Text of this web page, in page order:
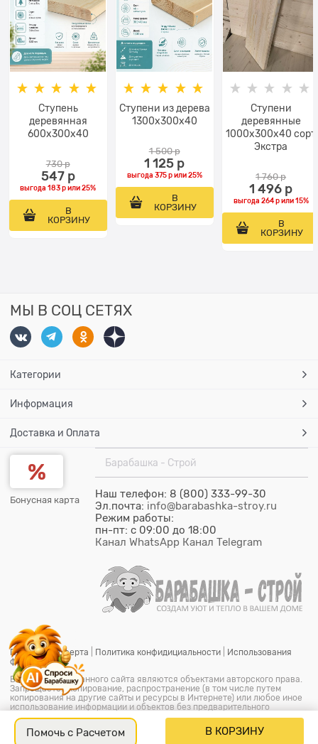
Помочь с Расчетом В КОРЗИНУ
Ступень
деревянная
600x300x40
730 р
547 р
выгода183 рили25%
В
КОРЗИНУ
Ступени из дерева
1300x300x40
1 500 р
1 125 р
выгода 375 рили25%
В
КОРЗИНУ
Ступени
деревянные
1000x300x40 сорт
Экстра
1 760 р
1 496 р
выгода 264 рили15%
В
КОРЗИНУ
МЫ В СОЦ СЕТЯХ
Категории
Информация
Доставка и Оплата
Бонусная карта
Барабашка - Строй
Наш телефон: 8 (800) 333-99-30
Эл.почта: info@barabashka-stroy.ru
Режим работы:
пн-пт: c 09:00 до 18:00
Канал WhatsApp Канал Telegram
Публичная оферта Политика конфидициальности
Использования
файлов cookie
Все материалы данного сайта являются объектами авторского права.
Запрещается копирование, распространение (в том числе путем
копирования на другие сайты и ресурсы в Интернете) или любое иное
использование информации и объектов без предварительного
согласия правообладателя.
© ООО "Барабашка-Строй"
2026.
Барабашка - Строй является
офицальным зарегистрированым товарным знаком (знак